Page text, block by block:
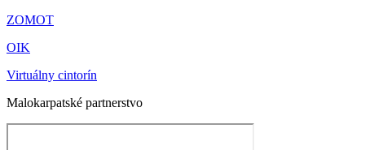
ZOMOT
OIK
Virtuálny cintorín
Malokarpatské partnerstvo